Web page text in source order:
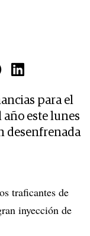
para el
este lunes
desenfrenada
traficantes de
inyección de